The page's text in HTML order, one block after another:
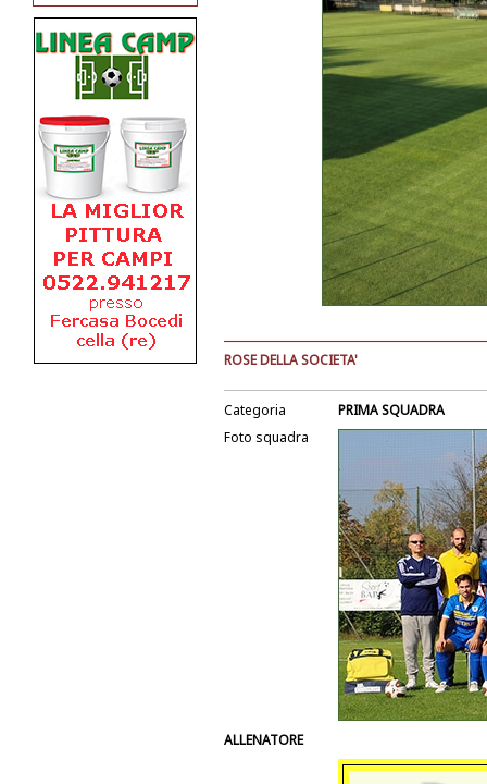
ROSE DELLA SOCIETA'
Categoria
PRIMA SQUADRA
Foto squadra
ALLENATORE